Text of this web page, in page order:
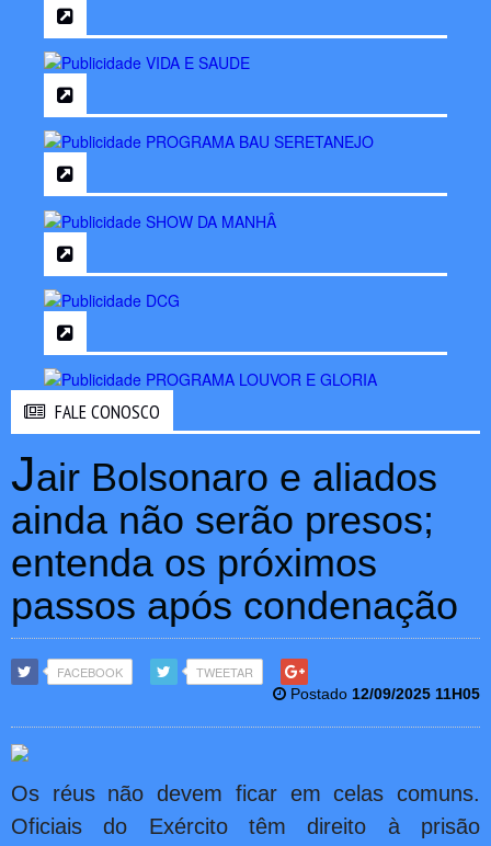
FALE CONOSCO
Jair Bolsonaro e aliados
ainda não serão presos;
entenda os próximos
passos após condenação
FACEBOOK
TWEETAR
Postado 12/09/2025 11H05
Os réus não devem ficar em celas comuns.
Oficiais do Exército têm direito à prisão